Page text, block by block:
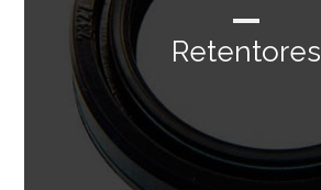
Retentores